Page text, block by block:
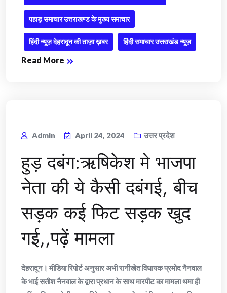
पहाड़ समाचार उत्तराखण्ड के मुख्य समाचार
हिंदी न्यूज़ देहरादून की ताज़ा ख़बर हिंदी समाचार उत्तराखंड न्यूज़
Read More
Admin April 24, 2024 उत्तर प्रदेश
हुड़ दबंग:ऋषिकेश मे भाजपा
नेता की ये कैसी दबंगई, बीच
सड़क कई फिट सड़क खुद
गई,,पढ़ें मामला
देहरादून। मीडिया रिपोर्ट अनुसार अभी रानीखेत विधायक प्रमोद नैनवाल
के भाई सतीश नैनवाल के द्वारा प्रधान के साथ मारपीट का मामला थमा ही